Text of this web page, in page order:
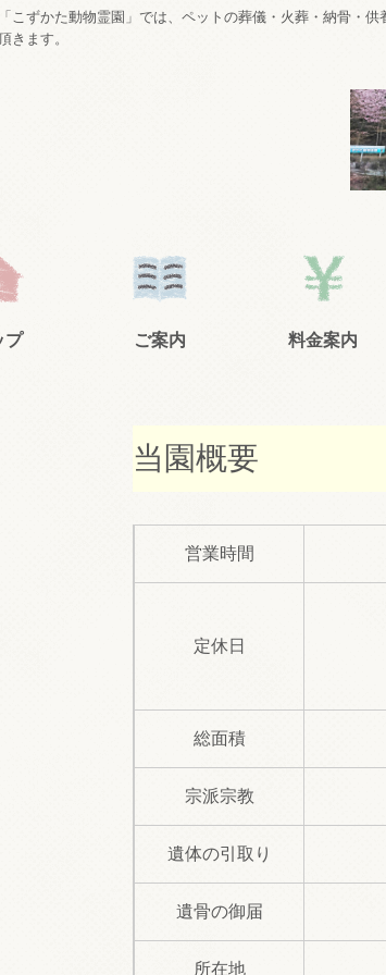
こずかた動物霊園」では、ペットの葬儀・火葬・納骨・供
きます。
プ ご案内 料金案内
当園概要
営業時間
定休日
総面積
宗派宗教
遺体の引取り
遺骨の御届
所在地